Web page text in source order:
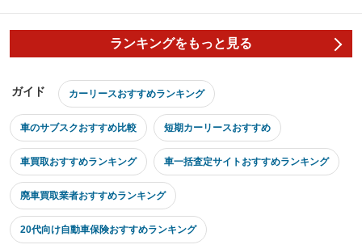
ランキングをもっと見る
ガイド カーリースおすすめランキング
車のサブスクおすすめ比較 短期カーリースおすすめ
車買取おすすめランキング 車一括査定サイトおすすめランキング
廃車買取業者おすすめランキング
20代向け自動車保険おすすめランキング